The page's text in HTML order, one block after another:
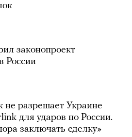
законопроект
России
разрешает Украине
для ударов по России.
заключать сделку»